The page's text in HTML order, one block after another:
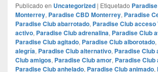
Publicado en Uncategorized | Etiquetado
Monterrey, Paradise CBD Monterrey, Paradise
Paradise Club abarrotado, Paradise Club acceso
activo, Paradise Club adrenalina, Paradise Club
Paradise Club agitado, Paradise Club alborotado,
alegría, Paradise Club alternativo, Paradise Club
Club amigos, Paradise Club amor, Paradise Club
Paradise Club anhelado, Paradise Club animado,